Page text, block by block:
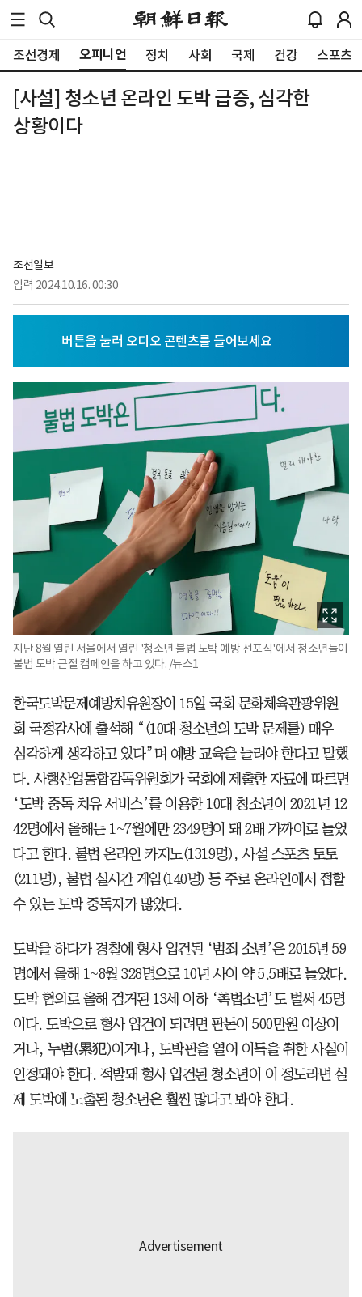
조선경제 오피니언 정치 사회 국제 건강 스포츠
[사설] 청소년 온라인 도박 급증, 심각한
상황이다
조선일보
입력 2024.10.16. 00:30
지난 8월 열린 서울에서 열린 '청소년 불법 도박 예방 선포식'에서 청소년들이
불법 도박 근절 캠페인을 하고 있다. /뉴스1
한국도박문제예방치유원장이 15일 국회 문화체육관광위원
회 국정감사에 출석해 “(10대 청소년의 도박 문제를) 매우
심각하게 생각하고 있다”며 예방 교육을 늘려야 한다고 말했
다. 사행산업통합감독위원회가 국회에 제출한 자료에 따르면
‘도박 중독 치유 서비스’를 이용한 10대 청소년이 2021년 12
42명에서 올해는 1~7월에만 2349명이 돼 2배 가까이로 늘었
다고 한다. 불법 온라인 카지노(1319명), 사설 스포츠 토토
(211명), 불법 실시간 게임(140명) 등 주로 온라인에서 접할
수 있는 도박 중독자가 많았다.
도박을 하다가 경찰에 형사 입건된 ‘범죄 소년’은 2015년 59
명에서 올해 1~8월 328명으로 10년 사이 약 5.5배로 늘었다.
도박 혐의로 올해 검거된 13세 이하 ‘촉법소년’도 벌써 45명
이다. 도박으로 형사 입건이 되려면 판돈이 500만원 이상이
거나, 누범(累犯)이거나, 도박판을 열어 이득을 취한 사실이
인정돼야 한다. 적발돼 형사 입건된 청소년이 이 정도라면 실
제 도박에 노출된 청소년은 훨씬 많다고 봐야 한다.